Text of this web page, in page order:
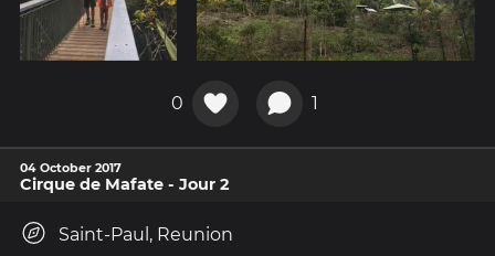
0 1
04 October 2017
Cirque de Mafate - Jour 2
Saint-Paul, Reunion